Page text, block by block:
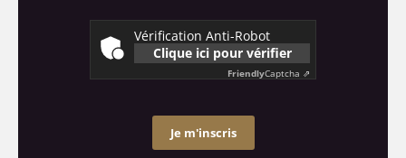
Vérification Anti-Robot
Clique ici pour vérifier
FriendlyCaptcha ⇗
Je m'inscris